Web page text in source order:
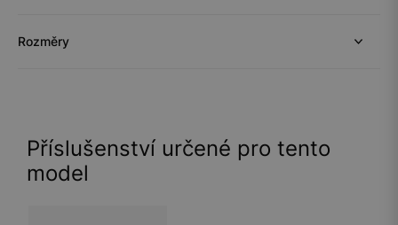
Rozměry
Příslušenství určené pro tento
model